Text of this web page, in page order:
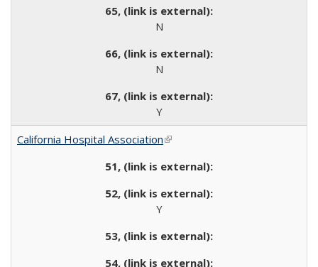
N
N
Y
California Hospital Association(link is external)
Y